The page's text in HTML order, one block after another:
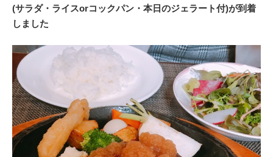
(サラダ・ライスorコックパン・本日のジェラート付)が到着
しました